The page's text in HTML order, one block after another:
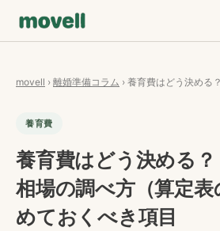
movell › 離婚準備コラム › 養育費はどう決める？
養育費
養育費はどう決める？
相場の調べ方（算定
めておくべき項目